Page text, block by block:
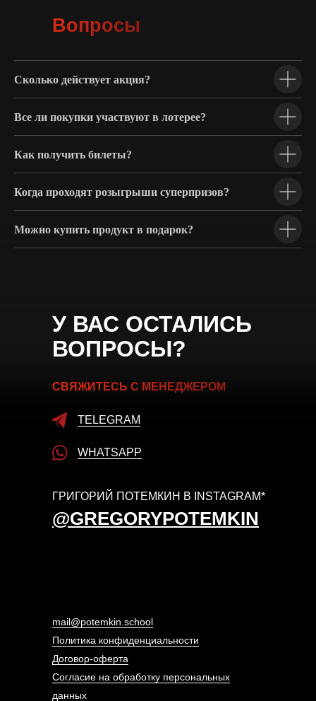
Вопросы
Сколько действует акция?
Все ли покупки участвуют в лотерее?
Как получить билеты?
Когда проходят розыгрыши суперпризов?
Можно купить продукт в подарок?
У ВАС ОСТАЛИСЬ
ВОПРОСЫ?
СВЯЖИТЕСЬ С МЕНЕДЖЕРОМ
WHATSAPP
TELEGRAM
ГРИГОРИЙ ПОТЕМКИН В INSTAGRAM*
@GREGORYPOTEMKIN
mail@potemkin.school
Политика конфиденциальности
Договор-оферта
Согласие на обработку персональных
данных